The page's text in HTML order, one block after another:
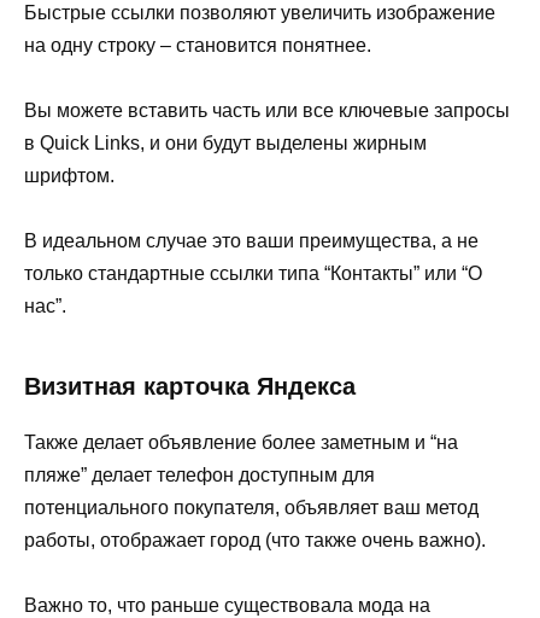
Быстрые ссылки позволяют увеличить изображение
на одну строку – становится понятнее.
Вы можете вставить часть или все ключевые запросы
в Quick Links, и они будут выделены жирным
шрифтом.
В идеальном случае это ваши преимущества, а не
только стандартные ссылки типа “Контакты” или “О
нас”.
Визитная карточка Яндекса
Также делает объявление более заметным и “на
пляже” делает телефон доступным для
потенциального покупателя, объявляет ваш метод
работы, отображает город (что также очень важно).
Важно то, что раньше существовала мода на